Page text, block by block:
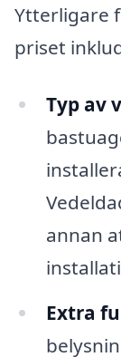
Ytterligare
priset
Typ av
annan
Extra